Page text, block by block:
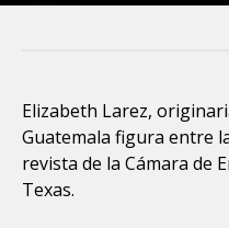
Elizabeth Larez,
Guatemala figura entre
revista de la Cámara de
Texas.